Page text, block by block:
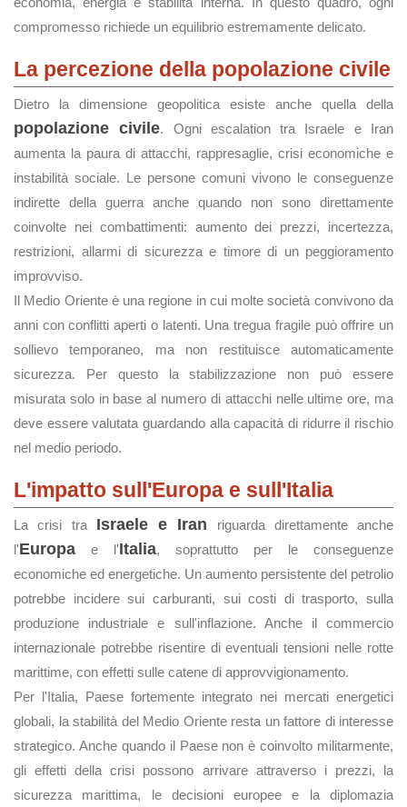
compromesso richiede un equilibrio estremamente delicato.
La percezione della popolazione civile
Dietro la dimensione geopolitica esiste anche quella della
popolazione civile. Ogni escalation tra Israele e Iran
aumenta la paura di attacchi, rappresaglie, crisi economiche e
instabilità sociale. Le persone comuni vivono le conseguenze
indirette della guerra anche quando non sono direttamente
coinvolte nei combattimenti: aumento dei prezzi, incertezza,
restrizioni, allarmi di sicurezza e timore di un peggioramento
improvviso.
Il Medio Oriente è una regione in cui molte società convivono da
anni con conflitti aperti o latenti. Una tregua fragile può offrire un
sollievo temporaneo, ma non restituisce automaticamente
sicurezza. Per questo la stabilizzazione non può essere
misurata solo in base al numero di attacchi nelle ultime ore, ma
deve essere valutata guardando alla capacità di ridurre il rischio
nel medio periodo.
L'impatto sull'Europa e sull'Italia
La crisi tra Israele e Iran riguarda direttamente anche
l'Europa e l'Italia, soprattutto per le conseguenze
economiche ed energetiche. Un aumento persistente del petrolio
potrebbe incidere sui carburanti, sui costi di trasporto, sulla
produzione industriale e sull'inflazione. Anche il commercio
internazionale potrebbe risentire di eventuali tensioni nelle rotte
marittime, con effetti sulle catene di approvvigionamento.
Per l'Italia, Paese fortemente integrato nei mercati energetici
globali, la stabilità del Medio Oriente resta un fattore di interesse
strategico. Anche quando il Paese non è coinvolto militarmente,
gli effetti della crisi possono arrivare attraverso i prezzi, la
sicurezza marittima, le decisioni europee e la diplomazia